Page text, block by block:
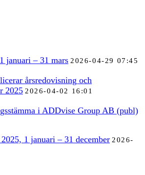
januari – 31 mars 2026-04-29 07:45
årsredovisning och
2025 2026-04-02 16:01
i ADDvise Group AB (publ)
1 januari – 31 december 2026-